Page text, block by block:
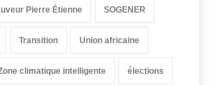
Pierre Étienne SOGENER
Transition Union africaine
climatique intelligente élections